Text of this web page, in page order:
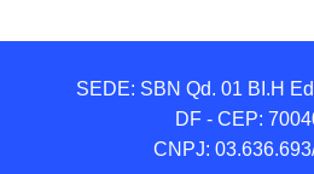
SEDE: SBN Qd. 01 BI.H
DF - CEP:
CNPJ: